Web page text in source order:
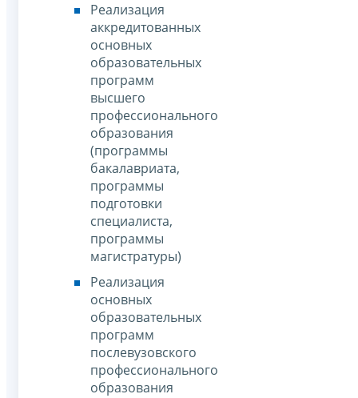
Реализация
аккредитованных
основных
образовательных
программ
высшего
профессионального
образования
(программы
бакалавриата,
программы
подготовки
специалиста,
программы
магистратуры)
Реализация
основных
образовательных
программ
послевузовского
профессионального
образования